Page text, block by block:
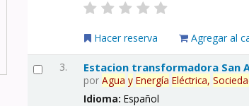
Hacer reserva Agregar al
3. Estacion transformadora San
porAgua y Energía Eléctrica,
Idioma:Español